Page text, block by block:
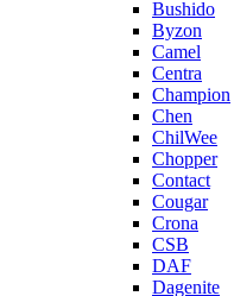
Bushido
Byzon
Camel
Centra
Champion
Chen
ChilWee
Chopper
Contact
Cougar
Crona
CSB
DAF
Dagenite